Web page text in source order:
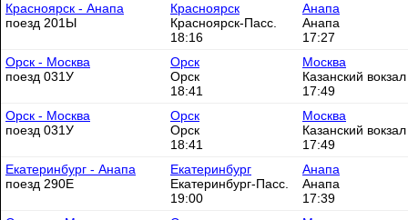
Красноярск - Анапа
поезд 201Ы
Красноярск
Красноярск-Пасс.
18:16
Анапа
Анапа
17:27
Орск - Москва
поезд 031У
Орск
Орск
18:41
Москва
Казанский вокзал
17:49
Орск - Москва
поезд 031У
Орск
Орск
18:41
Москва
Казанский вокзал
17:49
Екатеринбург - Анапа
поезд 290Е
Екатеринбург
Екатеринбург-Пасс.
19:00
Анапа
Анапа
17:39